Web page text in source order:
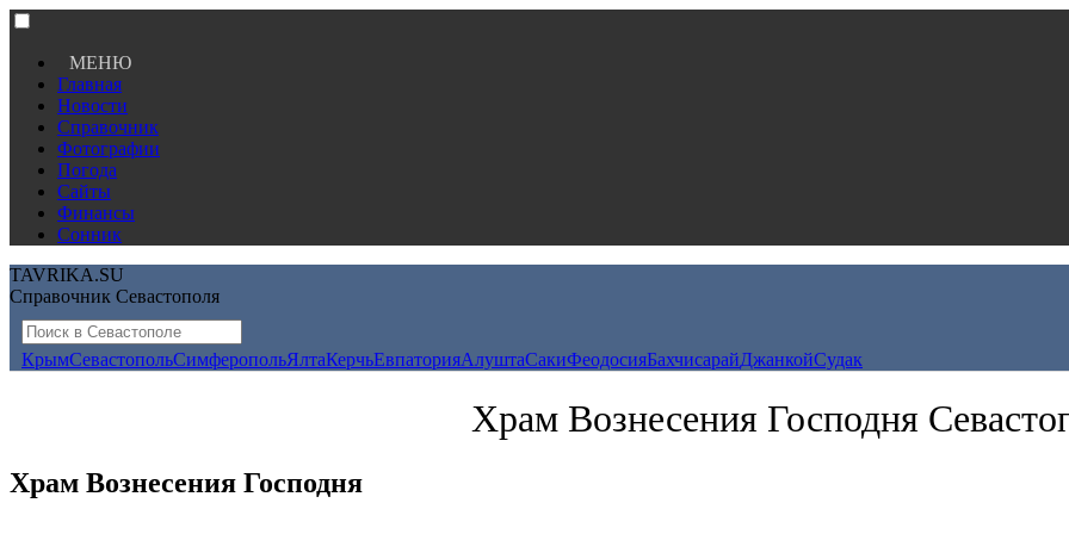
МЕНЮ
Главная
Новости
Справочник
Фотографии
Погода
Сайты
Финансы
Сонник
TAVRIKA.SU
Справочник Севастополя
КрымСевастопольСимферопольЯлтаКерчьЕвпаторияАлуштаСакиФеодосияБахчисарайДжанкойСудак
Храм Вознесения Господня
Храм Вознесения Господня